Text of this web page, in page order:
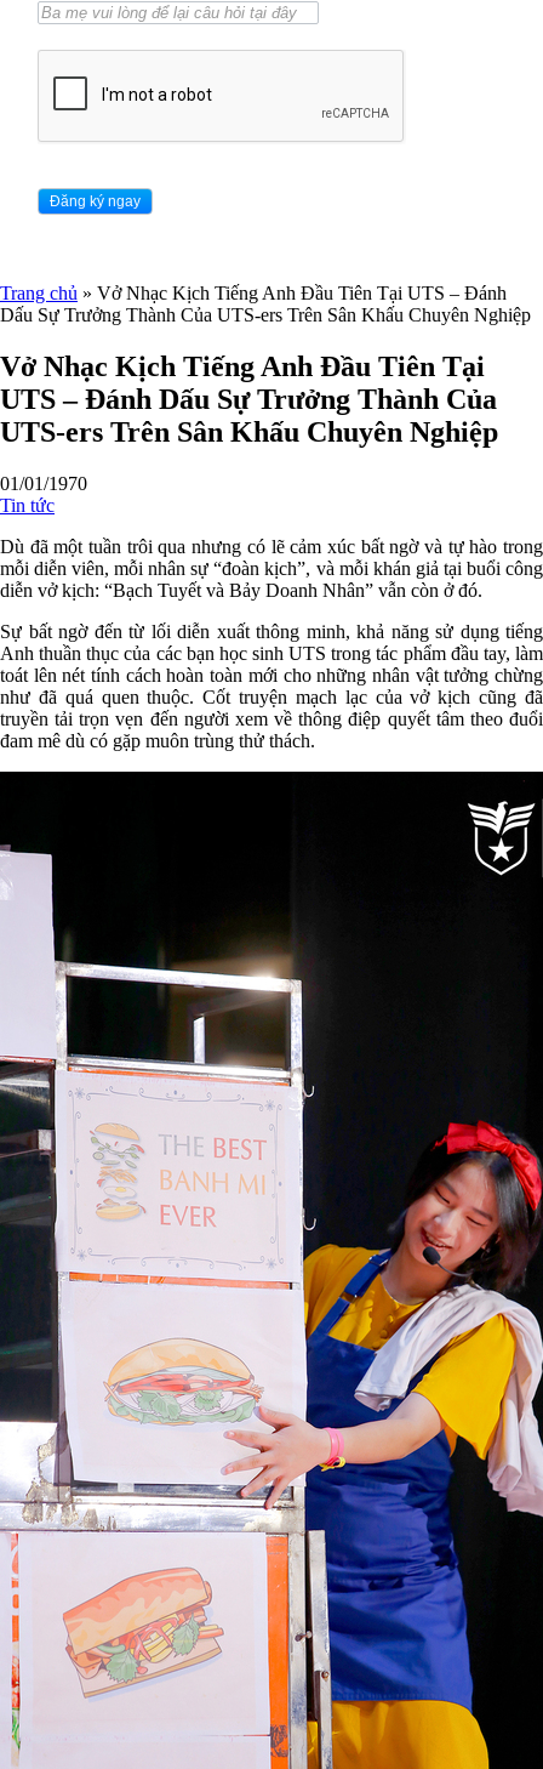
Trang chủ » Vở Nhạc Kịch Tiếng Anh Đầu Tiên Tại UTS – Đánh
Dấu Sự Trưởng Thành Của UTS-ers Trên Sân Khấu Chuyên Nghiệp
Vở Nhạc Kịch Tiếng Anh Đầu Tiên Tại
UTS – Đánh Dấu Sự Trưởng Thành Của
UTS-ers Trên Sân Khấu Chuyên Nghiệp
01/01/1970
Tin tức
Dù đã một tuần trôi qua nhưng có lẽ cảm xúc bất ngờ và tự hào trong
mỗi diễn viên, mỗi nhân sự “đoàn kịch”, và mỗi khán giả tại buổi công
diễn vở kịch: “Bạch Tuyết và Bảy Doanh Nhân” vẫn còn ở đó.
Sự bất ngờ đến từ lối diễn xuất thông minh, khả năng sử dụng tiếng
Anh thuần thục của các bạn học sinh UTS trong tác phẩm đầu tay, làm
toát lên nét tính cách hoàn toàn mới cho những nhân vật tưởng chừng
như đã quá quen thuộc. Cốt truyện mạch lạc của vở kịch cũng đã
truyền tải trọn vẹn đến người xem về thông điệp quyết tâm theo đuổi
đam mê dù có gặp muôn trùng thử thách.